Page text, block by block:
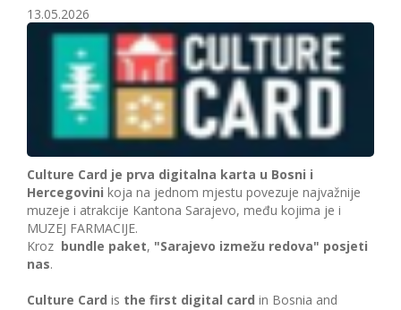
13.05.2026
Culture Card je prva digitalna karta u Bosni i
Hercegovini koja na jednom mjestu povezuje najvažnije
muzeje i atrakcije Kantona Sarajevo, među kojima je i
MUZEJ FARMACIJE.
Kroz bundle paket, "Sarajevo izmežu redova" posjeti
nas.
Culture Card is the first digital card in Bosnia and